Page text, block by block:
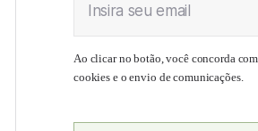
Insira seu email
Ao clicar no botão, você concorda
cookies e o envio de comunicações.